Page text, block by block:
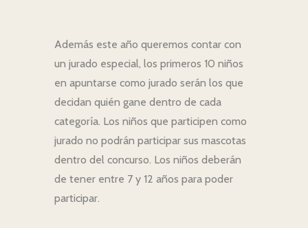
Además este año queremos contar con
un jurado especial, los primeros 10 niños
en apuntarse como jurado serán los que
decidan quién gane dentro de cada
categoría. Los niños que participen como
jurado no podrán participar sus mascotas
dentro del concurso. Los niños deberán
de tener entre 7 y 12 años para poder
participar.